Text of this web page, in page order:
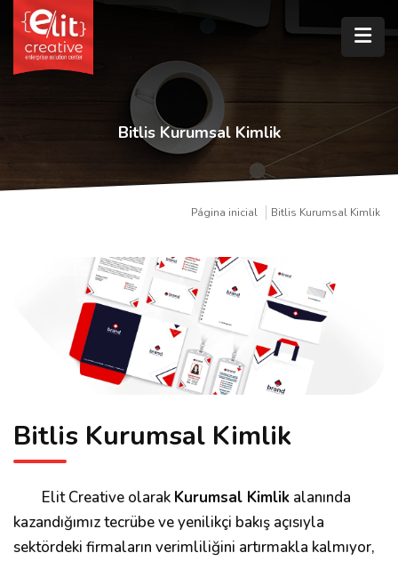
Bitlis Kurumsal Kimlik
Página inicial Bitlis Kurumsal Kimlik
Bitlis Kurumsal Kimlik
Elit Creative olarak Kurumsal Kimlik alanında
kazandığımız tecrübe ve yenilikçi bakış açısıyla
sektördeki firmaların verimliliğini artırmakla kalmıyor,